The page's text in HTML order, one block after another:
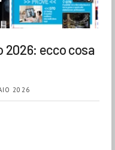
2026: ecco cosa
2026